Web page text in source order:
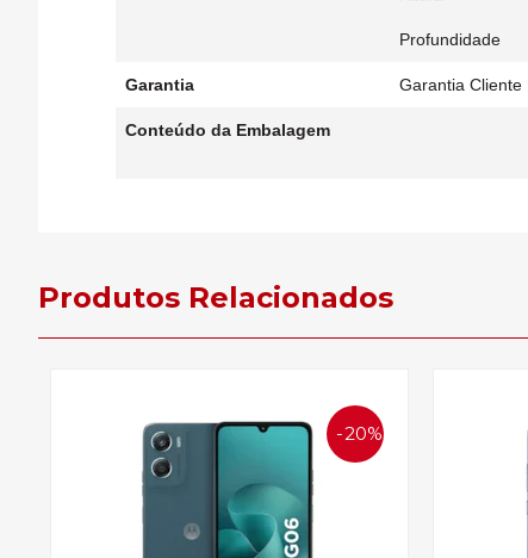
Profundidade
Garantia Garantia Cliente
Conteúdo da Embalagem
Produtos Relacionados
20%